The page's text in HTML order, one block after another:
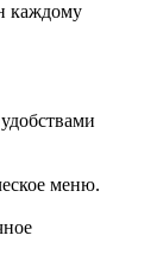
каждому
меню.